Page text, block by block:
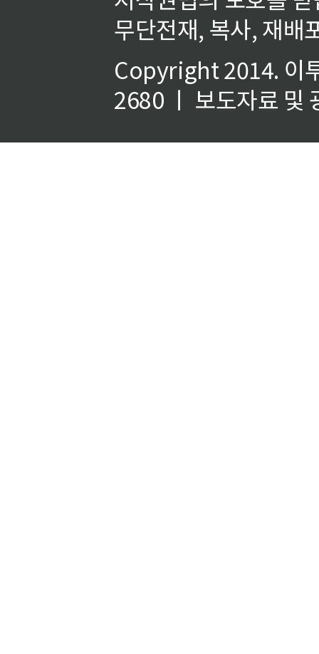
무단전재, 복사, 재배
Copyright 2014. 이
2680 ㅣ 보도자료